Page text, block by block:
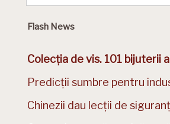
Flash News
Colecția de vis. 101 bijuterii
Predicții sumbre pentru
Chinezii dau lecții de